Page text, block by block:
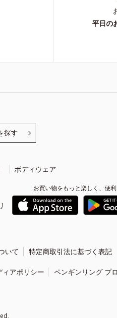
平日の
探す
ボディウェア
お買い物をもっと楽しく、便利
いて 特定商取引法に基づく表記
ィアポリシー ペンギンリング プ